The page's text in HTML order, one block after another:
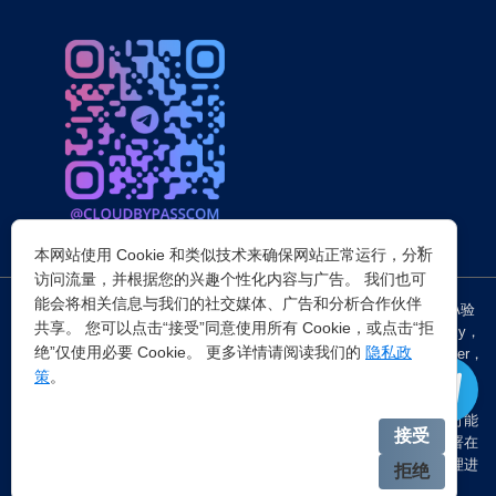
突破所有反Anti-bot机器人检查，轻松绕过cloudflare验证、CAPTCHA验
证，WAF，CC防护和Cloudflare爬虫验证，并提供了HTTP API和Proxy，
包括接口地址、请求参数、返回处理；以及 Cloudflare反爬虫设置Referer，
，在中国大陆IP环境下直连时可能
会出现不稳定的情况，但您可以通过以下两种方式解决：一是将其部署在
香港等境外服务器上使用；二是在本地电脑端开启TUN模式的全局代理进
×
本网站使用 Cookie 和类似技术来确保网站正常运行，分析
访问流量，并根据您的兴趣个性化内容与广告。 我们也可
能会将相关信息与我们的社交媒体、广告和分析合作伙伴
共享。 您可以点击“接受”同意使用所有 Cookie，或点击“拒
绝”仅使用必要 Cookie。 更多详情请阅读我们的 隐私政
策。
接受
拒绝